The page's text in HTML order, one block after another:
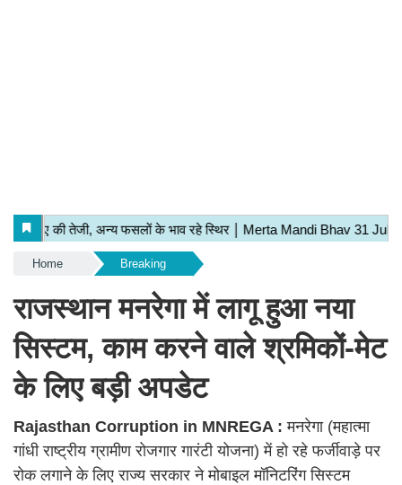
Home Breaking
राजस्थान मनरेगा में लागू हुआ नया
सिस्टम, काम करने वाले श्रमिकों-मेट
के लिए बड़ी अपडेट
Rajasthan Corruption in MNREGA :मनरेगा (महात्मा
गांधी राष्ट्रीय ग्रामीण रोजगार गारंटी योजना) में हो रहे फर्जीवाड़े पर
रोक लगाने के लिए राज्य सरकार ने मोबाइल मॉनिटरिंग सिस्टम